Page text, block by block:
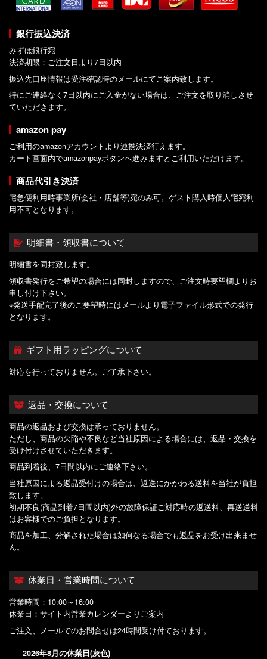
銀行振込決済
みずほ銀行宛
決済期限：ご注文日より7日以内
振込先口座情報は受注確認時のメールにてご案内致します。
特にご連絡なく7日以内にご入金がない場合は、ご注文を取り消しさせ
ていただきます。
amazon pay
ご利用のamazonアカウントより連携決済行えます。
カート画面内でamazonpayボタンへ進みますとご利用いただけます。
商品代引き決済
宅急便利用時事業所(会社・店舗等)宛のみ可。ゲスト購入時個人宅宛利
用不可となります。
明細書・領収書について
明細書を同封致します。
領収書発行をご希望の場合には同封しますので、ご注文時要望欄よりお
申し付け下さい。
※発送手配完了後のご要望時にはメールより電子ファイル形式での発行
となります。
ギフト用ラッピングについて
対応を行っておりません。ご了承下さい。
返品・交換について
商品の返品および交換は承っておりません。
ただし、商品の欠陥や不良など当社原因による場合には、返品・交換を
受け付けさせていただきます。
商品到着後、7日間以内にご連絡下さい。
当社原因による返品受付けの場合は、返送にかかわる送料を当社が負担
致します。
初期不良(商品到着7日間以内)外の故障保証ご対応時の返送料、再送送料
はお客様でのご負担となります。
商品を加工、分解された場合は如何なる場合でも返品をお受け出来ませ
ん。
休業日・営業時間について
営業時間：10:00～16:00
休業日：サイト内営業カレンダーよりご案内
ご注文、メールでのお問合せは24時間受け付ております。
2026年8月の休業日(灰色)